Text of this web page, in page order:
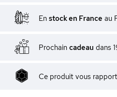
En stock en France au
Prochain cadeau dans
Ce produit vous